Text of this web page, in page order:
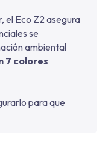
el Eco Z2 asegura
se
ambiental
7 colores
para que